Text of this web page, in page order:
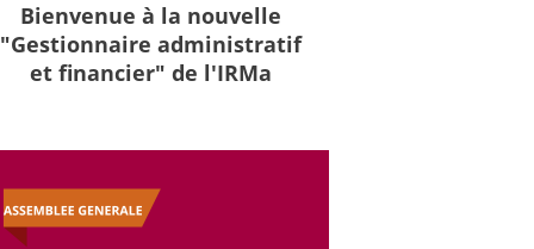
Bienvenue à la nouvelle
"Gestionnaire administratif
et financier" de l'IRMa